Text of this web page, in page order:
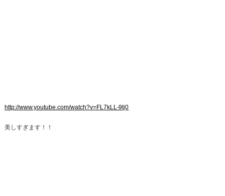
http://www.youtube.com/watch?v=FL7kLL-9tj0
美しすぎます！！